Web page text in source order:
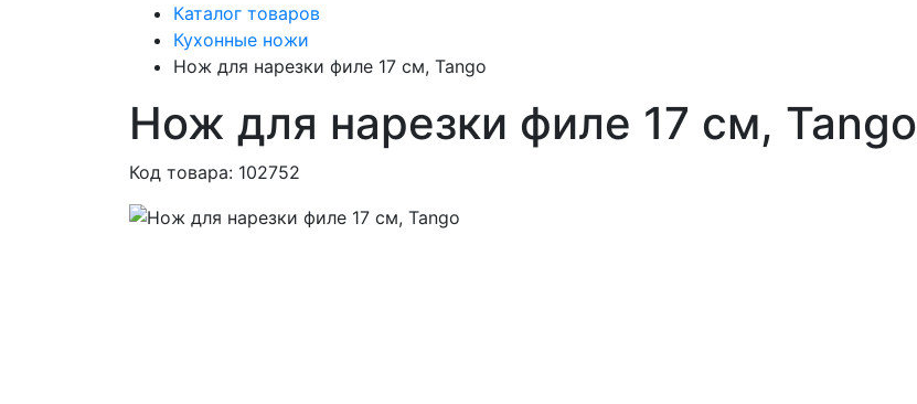
Каталог товаров
Кухонные ножи
Нож для нарезки филе 17 см, Tango
Нож для нарезки филе 17 см, Tango
Код товара: 102752